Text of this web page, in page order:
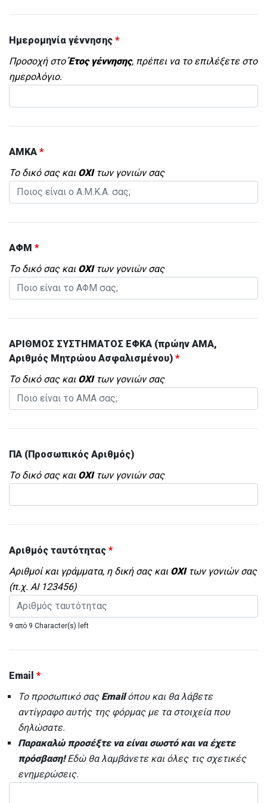
Ημερομηνία γέννησης *
Προσοχή στοΈτος γέννησης, πρέπει να το επιλέξετε στο
ημερολόγιο.
ΑΜΚΑ *
Το δικό σας και ΟΧΙτων γονιών σας
ΑΦΜ *
Το δικό σας και ΟΧΙτων γονιών σας
ΑΡΙΘΜΟΣ ΣΥΣΤΗΜΑΤΟΣ ΕΦΚΑ (πρώην ΑΜΑ,
Αριθμός Μητρώου Ασφαλισμένου) *
Το δικό σας και ΟΧΙτων γονιών σας
ΠΑ (Προσωπικός Αριθμός)
Το δικό σας και ΟΧΙτων γονιών σας
Αριθμός ταυτότητας *
Αριθμοί και γράμματα, η δική σας και ΟΧΙτων γονιών σας
(π.χ. ΑΙ 123456)
9 από 9 Character(s) left
Email *
Το προσωπικό σας Emailόπου και θα λάβετε
αντίγραφο αυτής της φόρμας με τα στοιχεία που
δηλώσατε.
Παρακαλώ προσέξτε να είναι σωστό και να έχετε
πρόσβαση!Εδώ θα λαμβάνετε και όλες τις σχετικές
ενημερώσεις.